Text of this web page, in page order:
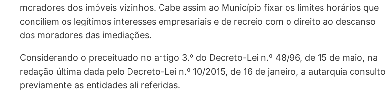
moradores dos imóveis vizinhos. Cabe assim ao Município fixar os limites horários que
conciliem os legítimos interesses empresariais e de recreio com o direito ao descanso
dos moradores das imediações.
Considerando o preceituado no artigo 3.º do Decreto-Lei n.º 48/96, de 15 de maio, na
redação última dada pelo Decreto-Lei n.º 10/2015, de 16 de janeiro, a autarquia
previamente as entidades ali referidas.